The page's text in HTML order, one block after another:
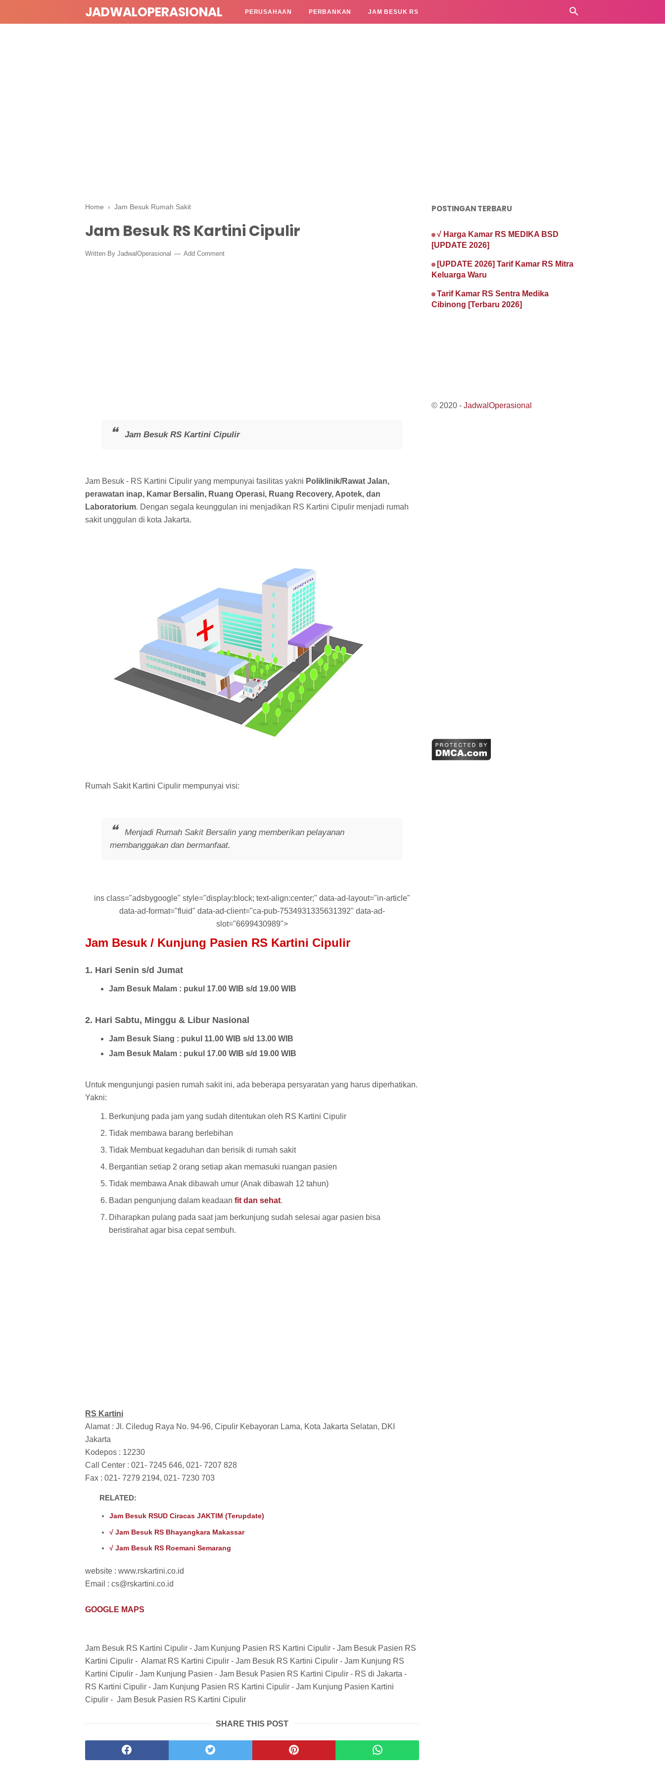
JADWALOPERASIONAL PERUSAHAAN PERBANKAN JAM BESUK RS
Home › Jam Besuk Rumah Sakit
Jam Besuk RS Kartini Cipulir
Written By JadwalOperasional Add Comment
Jam Besuk RS Kartini Cipulir
Jam Besuk - RS Kartini Cipulir yang mempunyai fasilitas yakni Poliklinik/Rawat Jalan,
perawatan inap, Kamar Bersalin, Ruang Operasi, Ruang Recovery, Apotek, dan
Laboratorium. Dengan segala keunggulan ini menjadikan RS Kartini Cipulir menjadi rumah
sakit unggulan di kota Jakarta.
Rumah Sakit Kartini Cipulir mempunyai visi:
Menjadi Rumah Sakit Bersalin yang memberikan pelayanan
membanggakan dan bermanfaat.
ins class="adsbygoogle" style="display:block; text-align:center;" data-ad-layout="in-article"
data-ad-format="fluid" data-ad-client="ca-pub-7534931335631392" data-ad-
slot="6699430989">
Jam Besuk / Kunjung Pasien RS Kartini Cipulir
1. Hari Senin s/d Jumat
Jam Besuk Malam : pukul 17.00 WIB s/d 19.00 WIB
2. Hari Sabtu, Minggu & Libur Nasional
Jam Besuk Siang : pukul 11.00 WIB s/d 13.00 WIB
Jam Besuk Malam : pukul 17.00 WIB s/d 19.00 WIB
Untuk mengunjungi pasien rumah sakit ini, ada beberapa persyaratan yang harus diperhatikan.
Yakni:
Berkunjung pada jam yang sudah ditentukan oleh RS Kartini Cipulir
Tidak membawa barang berlebihan
Tidak Membuat kegaduhan dan berisik di rumah sakit
Bergantian setiap 2 orang setiap akan memasuki ruangan pasien
Tidak membawa Anak dibawah umur (Anak dibawah 12 tahun)
Badan pengunjung dalam keadaan fit dan sehat.
Diharapkan pulang pada saat jam berkunjung sudah selesai agar pasien bisa
beristirahat agar bisa cepat sembuh.
RS Kartini
Alamat : Jl. Ciledug Raya No. 94-96, Cipulir Kebayoran Lama, Kota Jakarta Selatan, DKI
Jakarta
Kodepos : 12230
Call Center : 021- 7245 646, 021- 7207 828
Fax : 021- 7279 2194, 021- 7230 703
RELATED:
Jam Besuk RSUD Ciracas JAKTIM (Terupdate)
√ Jam Besuk RS Bhayangkara Makassar
√ Jam Besuk RS Roemani Semarang
website : www.rskartini.co.id
Email : cs@rskartini.co.id
GOOGLE MAPS
Jam Besuk RS Kartini Cipulir - Jam Kunjung Pasien RS Kartini Cipulir - Jam Besuk Pasien RS
Kartini Cipulir - Alamat RS Kartini Cipulir - Jam Besuk RS Kartini Cipulir - Jam Kunjung RS
Kartini Cipulir - Jam Kunjung Pasien - Jam Besuk Pasien RS Kartini Cipulir - RS di Jakarta -
RS Kartini Cipulir - Jam Kunjung Pasien RS Kartini Cipulir - Jam Kunjung Pasien Kartini
Cipulir - Jam Besuk Pasien RS Kartini Cipulir
SHARE THIS POST
POSTINGAN TERBARU
√ Harga Kamar RS MEDIKA BSD
[UPDATE 2026]
[UPDATE 2026] Tarif Kamar RS Mitra
Keluarga Waru
Tarif Kamar RS Sentra Medika
Cibinong [Terbaru 2026]
© 2020 - JadwalOperasional